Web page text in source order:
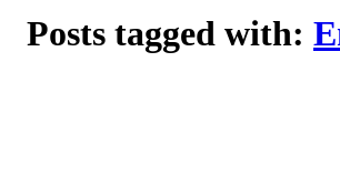
Posts tagged with: